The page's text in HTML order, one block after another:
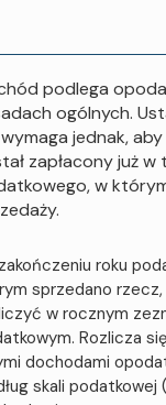
podlega
ogólnych.
jednak,
zapłacony już w
w
roku
sprzedano rzecz,
w rocznym
Rozlicza
dochodami
skali podatkowej